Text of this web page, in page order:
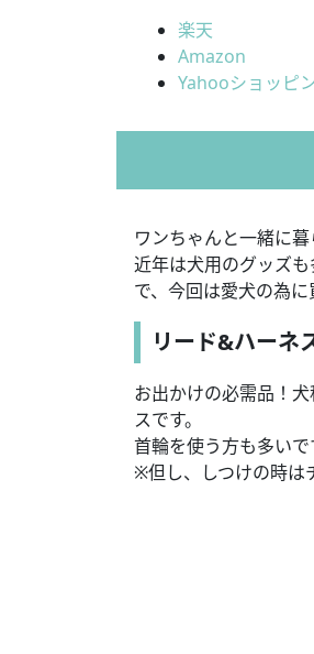
楽天
Amazon
Yahooショッピ
ワンちゃんと一緒に
近年は犬用のグッズ
で、今回は愛犬の為
リード&ハーネ
お出かけの必需品！
スです。
首輪を使う方も多い
※但し、しつけの時は